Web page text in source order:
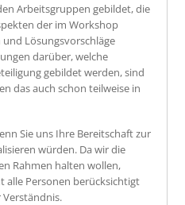
Arbeitsgruppen gebildet, die
der im Workshop
Lösungsvorschläge
darüber, welche
gebildet werden, sind
das auch schon teilweise in
Sie uns Ihre Bereitschaft zur
würden. Da wir die
Rahmen halten wollen,
alle Personen berücksichtigt